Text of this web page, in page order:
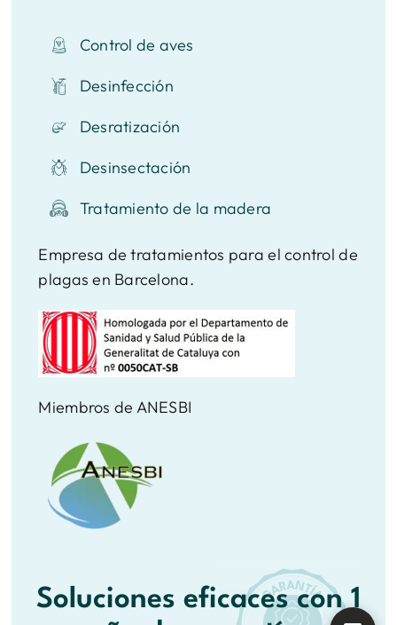
Soluciones eficaces con 1
Control de aves
Desinfección
Desratización
Desinsectación
Tratamiento de la madera
Empresa de tratamientos para el control de
plagas en Barcelona.
Miembros de ANESBI